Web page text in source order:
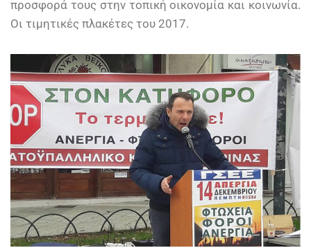
προσφορά τους στην τοπική οικονομία και κοινωνία.
Οι τιμητικές πλακέτες του 2017.